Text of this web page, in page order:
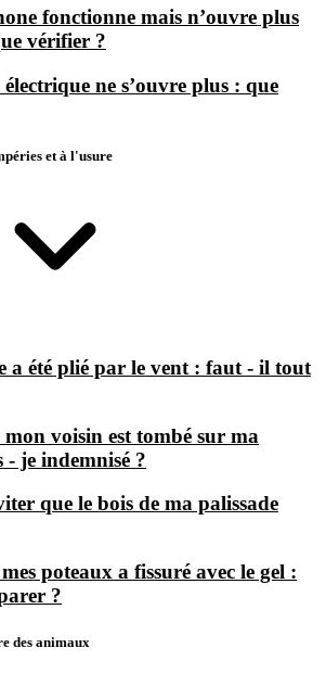
fonctionne mais n’ouvre plus
vérifier ?
ne s’ouvre plus : que
et à l'usure
a été plié par le vent : faut - il tout
voisin est tombé sur ma
- je indemnisé ?
que le bois de ma palissade
poteaux a fissuré avec le gel :
?
des animaux